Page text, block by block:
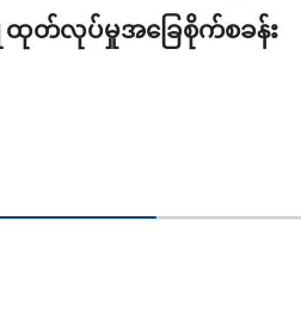
တ်လုပ်မှုအခြေစိုက်စခန်း